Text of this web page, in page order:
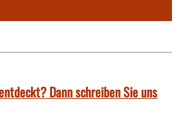
Dann schreiben Sie uns